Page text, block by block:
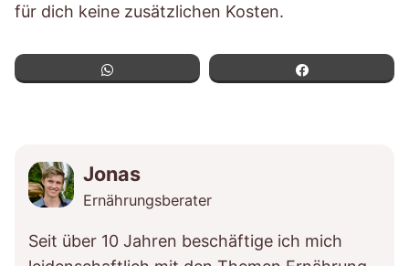
für dich keine zusätzlichen Kosten.
Jonas
Ernährungsberater
Seit über 10 Jahren beschäftige ich mich